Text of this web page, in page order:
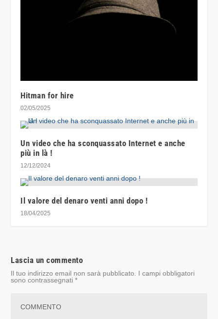
Hitman for hire
02/05/2025
Un video che ha sconquassato Internet e anche
più in là !
12/12/2024
Il valore del denaro venti anni dopo !
18/04/2025
Lascia un commento
Il tuo indirizzo email non sarà pubblicato.
I campi obbligatori
sono contrassegnati*